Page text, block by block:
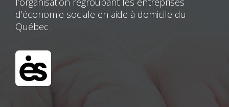
d’économie sociale en aide à domicile du
Québec .